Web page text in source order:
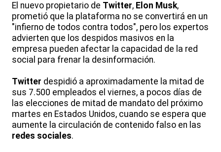
El nuevo propietario de Twitter, Elon Musk,
prometió que la plataforma no se convertirá en un
"infierno de todos contra todos", pero los expertos
advierten que los despidos masivos en la
empresa pueden afectar la capacidad de la red
social para frenar la desinformación.
Twitter despidió a aproximadamente la mitad de
sus 7.500 empleados el viernes, a pocos días de
las elecciones de mitad de mandato del próximo
martes en Estados Unidos, cuando se espera que
aumente la circulación de contenido falso en las
redes sociales.